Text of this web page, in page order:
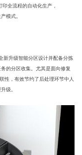
全流程的自动化生产，
模式。
新升级智能分区设计并配备分拣
的分区收集。尤其是面向修复
性，有效节约了后处理环节中人
级。